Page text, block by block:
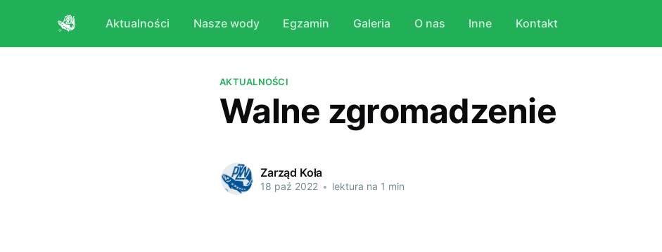
Aktualności Nasze wody Egzamin Galeria O nas Inne Kontakt
AKTUALNOŚCI
Walne zgromadzenie
Zarząd Koła
18 paź 2022 • lektura na 1 min